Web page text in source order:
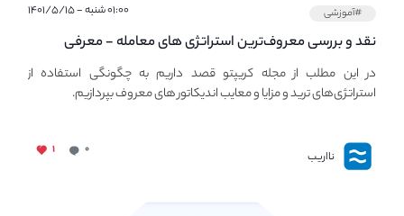
#آموزشی ۰۱:۰۰ شنبه - ۱۴۰۱/۵/۱۵
نقد و بررسی معروف‌ترین استراتژی های معامله - معرفی
استراتژی های مهم ترید در بازار کریپتو
در این مطلب از مجله کریپتو قصد داریم به چگونگی استفاده از
استراتژی‌های ترید و مزایا و معایب اندیکاتور های معروف بپردازیم.
نااریب ۰ ۱